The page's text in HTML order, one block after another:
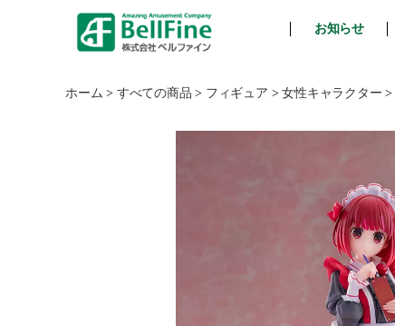
フ
お知らせ
ホーム > すべての商品 > フィギュア >女性キャラクター >